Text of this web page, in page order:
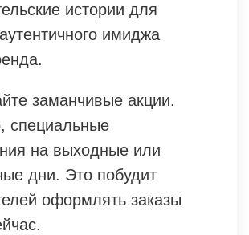
истории для
имиджа
заманчивые акции.
специальные
на выходные или
дни. Это побудит
оформлять заказы